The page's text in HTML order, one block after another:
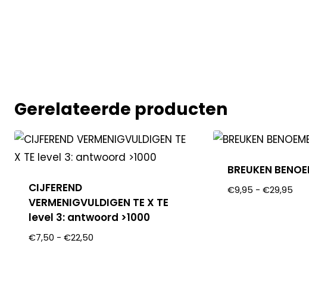
Gerelateerde producten
CIJFEREND
VERMENIGVULDIGEN TE X TE
level 3: antwoord >1000
€7,50 - €22,50
BREUKEN
€9,95 - €29,95